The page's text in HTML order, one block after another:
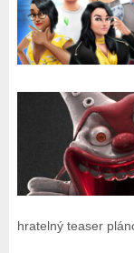
hratelný teaser